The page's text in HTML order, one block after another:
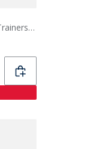
GAP Herenschoenen Explorer Trainers Denim Blue